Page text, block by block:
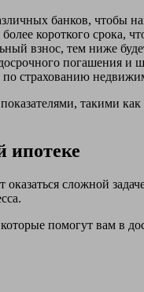
банков, чтобы
короткого срока,
взнос, тем ниже
погашения и
страхованию
такими
ипотеке
оказаться сложной
помогут вам в